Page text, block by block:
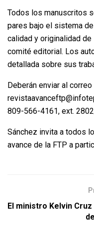
Todos los manuscritos
pares bajo el sistema
calidad y originalidad
comité editorial. Los
detallada sobre sus
Deberán enviar al
809-566-4161, ext.
Sánchez invita a todos
avance de la FTP a
El ministro Kelvin